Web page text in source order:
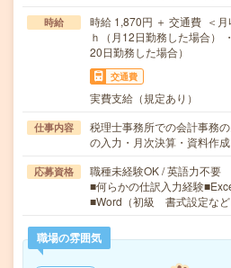
時給
時給 1,870円 ＋ 交通費 ＜
ｈ（月12日勤務した場合）
20日勤務した場合）
交通費
実費支給（規定あり）
仕事内容
税理士事務所での会計事務
の入力・月次決算・資料作
応募資格
職種未経験OK / 英語力不要
■何らかの仕訳入力経験
■Word（初級 書式設定な
職場の雰囲気